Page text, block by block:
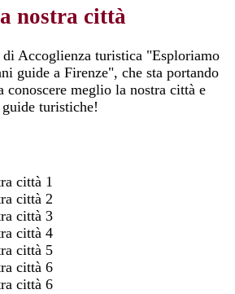
nostra città
Accoglienza turistica "Esploriamo
guide a Firenze", che sta portando
conoscere meglio la nostra città e
turistiche!